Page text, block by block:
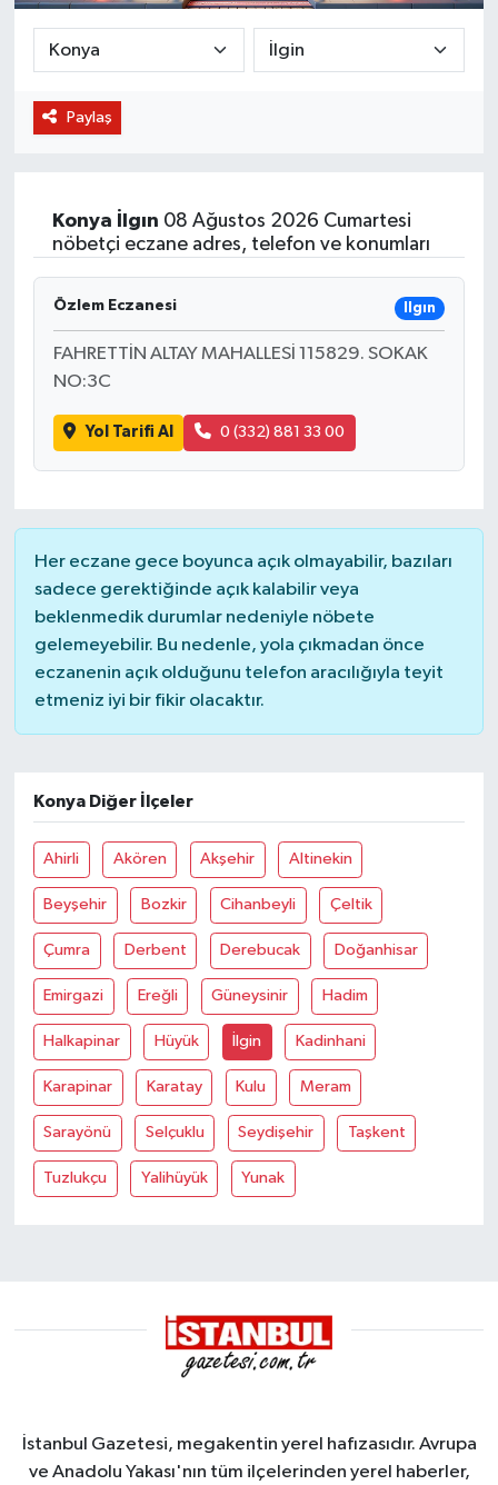
Paylaş
Konya İlgın 08 Ağustos 2026 Cumartesi
nöbetçi eczane adres, telefon ve konumları
Özlem Eczanesi Ilgın
FAHRETTİN ALTAY MAHALLESİ 115829. SOKAK
NO:3C
Yol Tarifi Al 0 (332) 881 33 00
Her eczane gece boyunca açık olmayabilir, bazıları
sadece gerektiğinde açık kalabilir veya
beklenmedik durumlar nedeniyle nöbete
gelemeyebilir. Bu nedenle, yola çıkmadan önce
eczanenin açık olduğunu telefon aracılığıyla teyit
etmeniz iyi bir fikir olacaktır.
Konya Diğer İlçeler
Ahirli Akören Akşehir Altinekin
Beyşehir Bozkir Cihanbeyli Çeltik
Çumra Derbent Derebucak Doğanhisar
Emirgazi Ereğli Güneysinir Hadim
Halkapinar Hüyük İlgin Kadinhani
Karapinar Karatay Kulu Meram
Sarayönü Selçuklu Seydişehir Taşkent
Tuzlukçu Yalihüyük Yunak
İstanbul Gazetesi, megakentin yerel hafızasıdır. Avrupa
ve Anadolu Yakası'nın tüm ilçelerinden yerel haberler,